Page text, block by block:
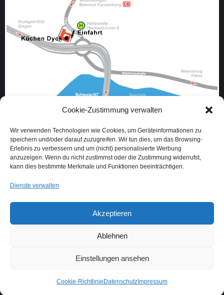
Cookie-Zustimmung verwalten
Wir verwenden Technologien wie Cookies, um Geräteinformationen zu
speichern und/oder darauf zuzugreifen. Wir tun dies, um das Browsing-
Erlebnis zu verbessern und um (nicht) personalisierte Werbung
anzuzeigen. Wenn du nicht zustimmst oder die Zustimmung widerrufst,
kann dies bestimmte Merkmale und Funktionen beeinträchtigen.
Dienste verwalten
Akzeptieren
Ablehnen
Einstellungen ansehen
Cookie-Richtlinie Datenschutz Impressum
Oberlohnstraße 3
78467 Konstanz
Deutschland
Mobil:+49 178 137 21 74
Küchen Dyck - seit über 15 Jahren individuelle Küchen und Keramiken